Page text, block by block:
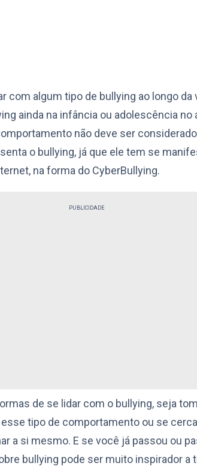
com algum tipo de bullying ao longo da
ainda na infância ou adolescência no
não deve ser
o bullying, já que ele tem se
na forma do CyberBullying.
PUBLICIDADE
de se lidar com o bullying, seja
tipo de comportamento ou se
a si mesmo. E se você já passou ou
bullying pode ser muito inspirador a